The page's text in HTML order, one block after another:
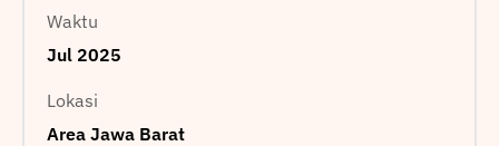
Waktu
Jul 2025
Lokasi
Area Jawa Barat